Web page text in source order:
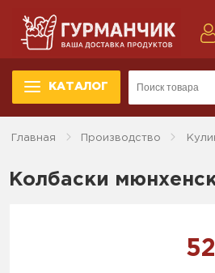
КАТАЛОГ
Главная Производство
Колбаски